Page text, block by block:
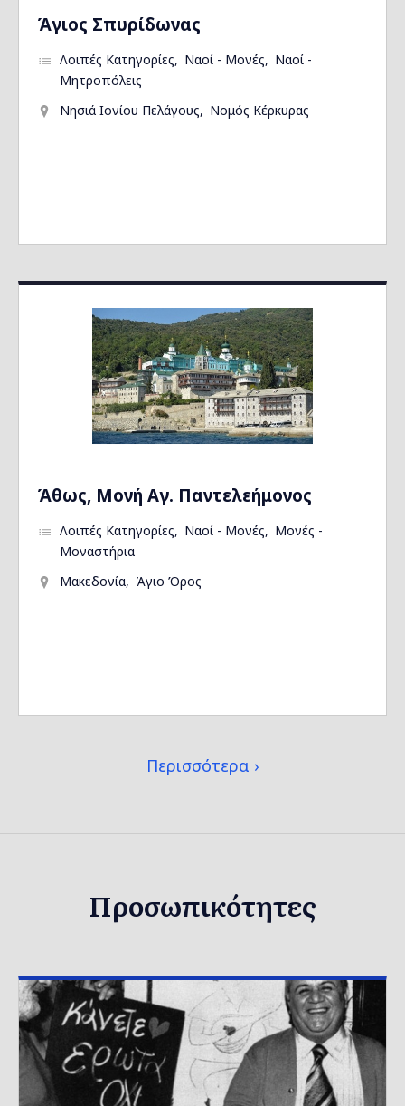
Άγιος Σπυρίδωνας
Λοιπές Κατηγορίες Ναοί - Μονές
Ναοί -
Μητροπόλεις
Νησιά Ιονίου Πελάγους
Νομός Κέρκυρας
Άθως, Μονή Αγ. Παντελεήμονος
Λοιπές Κατηγορίες Ναοί - Μονές
Μονές -
Μοναστήρια
Μακεδονία
Άγιο Όρος
Περισσότερα
Προσωπικότητες